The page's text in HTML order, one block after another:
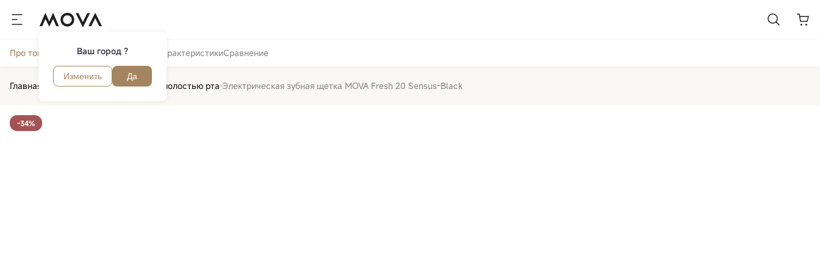
Ваш город ?
Изменить Да
Про товар Отзывы и вопросы ХарактеристикиСравнение
Главная Красота и здоровье Уход за полостью рта Электрическая зубная щетка MOVA Fresh 20 Sensus-Black
-34%